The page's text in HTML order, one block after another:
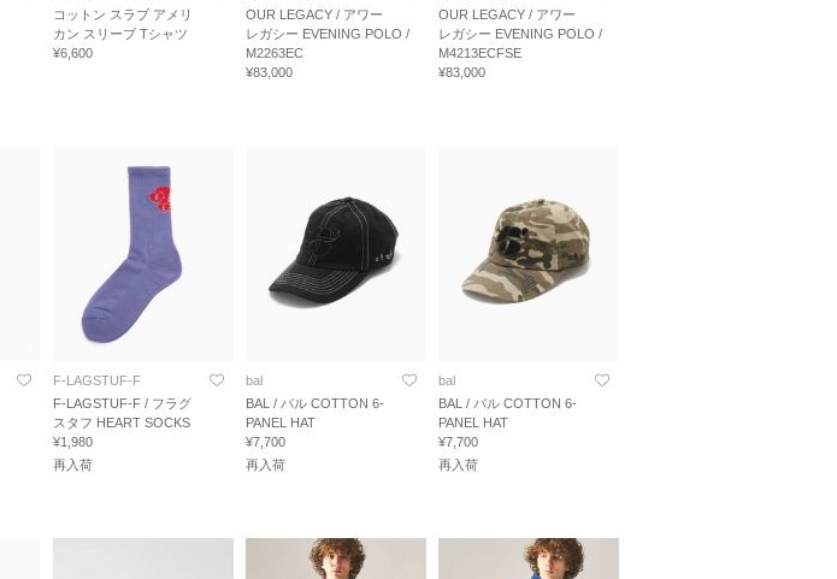
コットン スラブ アメリ
カン スリーブ Tシャツ
¥6,600
OUR LEGACY / アワー
レガシー EVENING POLO /
M2263EC
¥83,000
OUR LEGACY / アワー
レガシー EVENING POLO /
M4213ECFSE
¥83,000
F-LAGSTUF-F
F-LAGSTUF-F / フラグ
スタフ HEART SOCKS
¥1,980
再入荷
bal
BAL / バル COTTON 6-
PANEL HAT
¥7,700
再入荷
bal
BAL / バル COTTON 6-
PANEL HAT
¥7,700
再入荷